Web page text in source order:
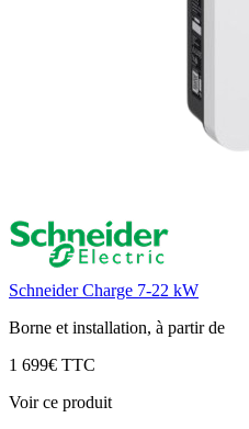
Schneider Charge 7-22 kW
Borne et installation, à partir de
1 699€ TTC
Voir ce produit